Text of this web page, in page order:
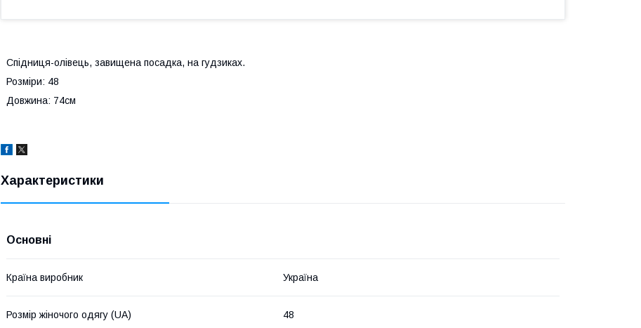
Спідниця-олівець, завищена посадка, на гудзиках.
Розміри: 48
Довжина: 74см
Характеристики
Основні
Країна виробник Україна
Розмір жіночого одягу (UA) 48